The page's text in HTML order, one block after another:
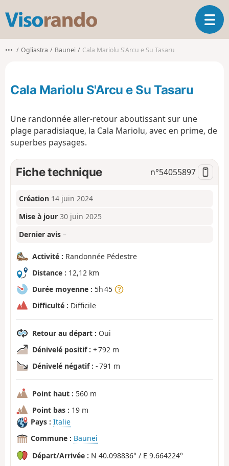
s
o
d
O
u
v
a
••• Ogliastra Baunei Cala Mariolu S'Arcu e Su Tasaru
Cala Mariolu S'Arcu e Su Tasaru
Une randonnée aller-retour aboutissant sur une
plage paradisiaque, la Cala Mariolu, avec en prime, de
superbes paysages.
Fiche technique n°54055897
Création 14 juin 2024
Mise à jour 30 juin 2025
Dernier avis –
Activité : Randonnée Pédestre
Distance : 12,12 km
Durée moyenne : 5h 45
Difficulté : Difficile
Retour au départ : Oui
Dénivelé positif : + 792 m
Dénivelé négatif : - 791 m
Point haut : 560 m
Point bas : 19 m
Pays : Italie
Commune : Baunei
Départ/Arrivée : N 40.098836° / E 9.664224°